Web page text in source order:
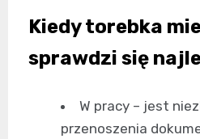
Kiedy torebka
sprawdzi się
W pracy – jest
przenoszenia